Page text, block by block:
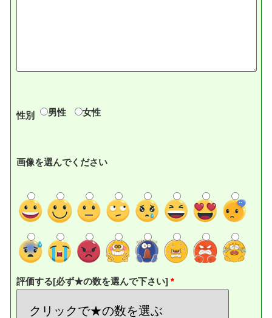
性別 男性 女性
画像を選んでください
評価する[必ず★の数を選んで下さい]